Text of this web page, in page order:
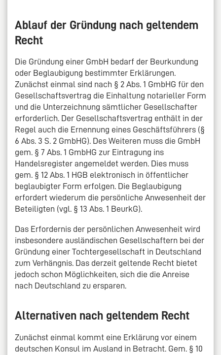
Ablauf der Gründung nach geltendem
Recht
Die Gründung einer GmbH bedarf der Beurkundung
oder Beglaubigung bestimmter Erklärungen.
Zunächst einmal sind nach § 2 Abs. 1 GmbHG für den
Gesellschaftsvertrag die Einhaltung notarieller Form
und die Unterzeichnung sämtlicher Gesellschafter
erforderlich. Der Gesellschaftsvertrag enthält in der
Regel auch die Ernennung eines Geschäftsführers (§
6 Abs. 3 S. 2 GmbHG). Des Weiteren muss die GmbH
gem. § 7 Abs. 1 GmbHG zur Eintragung ins
Handelsregister angemeldet werden. Dies muss
gem. § 12 Abs. 1 HGB elektronisch in öffentlicher
beglaubigter Form erfolgen. Die Beglaubigung
erfordert wiederum die persönliche Anwesenheit der
Beteiligten (vgl. § 13 Abs. 1 BeurkG).
Das Erfordernis der persönlichen Anwesenheit wird
insbesondere ausländischen Gesellschaftern bei der
Gründung einer Tochtergesellschaft in Deutschland
zum Verhängnis. Das derzeit geltende Recht bietet
jedoch schon Möglichkeiten, sich die die Anreise
nach Deutschland zu ersparen.
Alternativen nach geltendem Recht
Zunächst einmal kommt eine Erklärung vor einem
deutschen Konsul im Ausland in Betracht. Gem. § 10